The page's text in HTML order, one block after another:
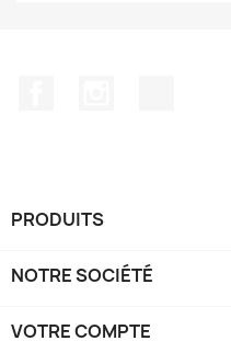
PRODUITS
NOTRE SOCIÉTÉ
VOTRE COMPTE